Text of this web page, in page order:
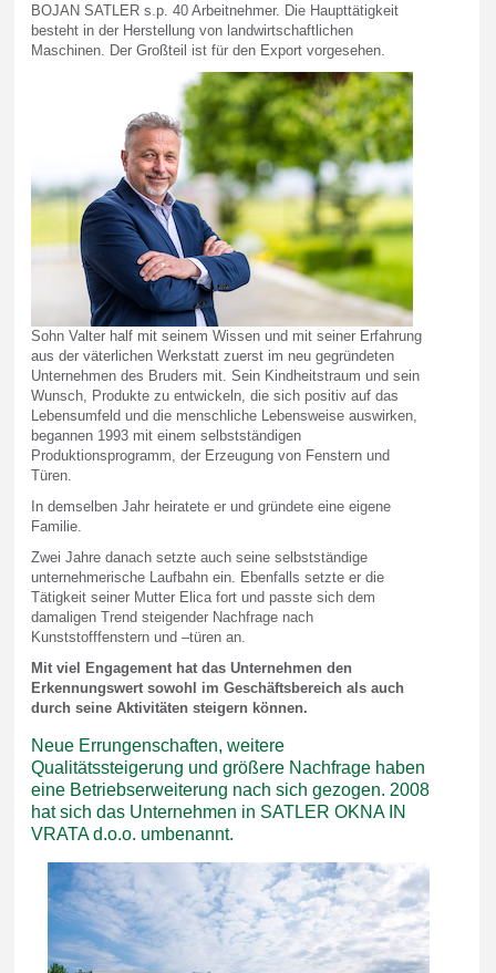
BOJAN SATLER s.p. 40 Arbeitnehmer. Die Haupttätigkeit
besteht in der Herstellung von landwirtschaftlichen
Maschinen. Der Großteil ist für den Export vorgesehen.
Sohn Valter half mit seinem Wissen und mit seiner Erfahrung
aus der väterlichen Werkstatt zuerst im neu gegründeten
Unternehmen des Bruders mit. Sein Kindheitstraum und sein
Wunsch, Produkte zu entwickeln, die sich positiv auf das
Lebensumfeld und die menschliche Lebensweise auswirken,
begannen 1993 mit einem selbstständigen
Produktionsprogramm, der Erzeugung von Fenstern und
Türen.
In demselben Jahr heiratete er und gründete eine eigene
Familie.
Zwei Jahre danach setzte auch seine selbstständige
unternehmerische Laufbahn ein. Ebenfalls setzte er die
Tätigkeit seiner Mutter Elica fort und passte sich dem
damaligen Trend steigender Nachfrage nach
Kunststofffenstern und –türen an.
Mit viel Engagement hat das Unternehmen den
Erkennungswert sowohl im Geschäftsbereich als auch
durch seine Aktivitäten steigern können.
Neue Errungenschaften, weitere
Qualitätssteigerung und größere Nachfrage haben
eine Betriebserweiterung nach sich gezogen. 2008
hat sich das Unternehmen in SATLER OKNA IN
VRATA d.o.o. umbenannt.